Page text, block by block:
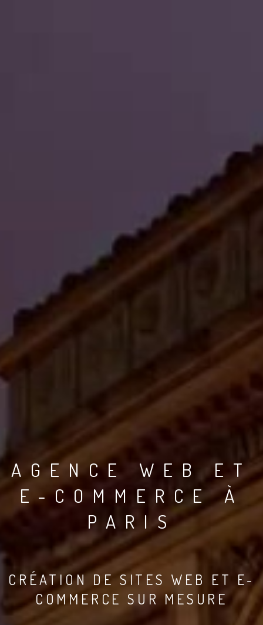
AGENCE WEB ET
E-COMMERCE À
PARIS
CRÉATION DE SITES WEB ET E-
COMMERCE SUR MESURE